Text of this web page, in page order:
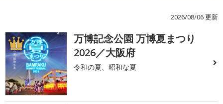
2026/08/06 更新
1
万博記念公園 万博夏まつり
2026／大阪府
令和の夏、昭和な夏